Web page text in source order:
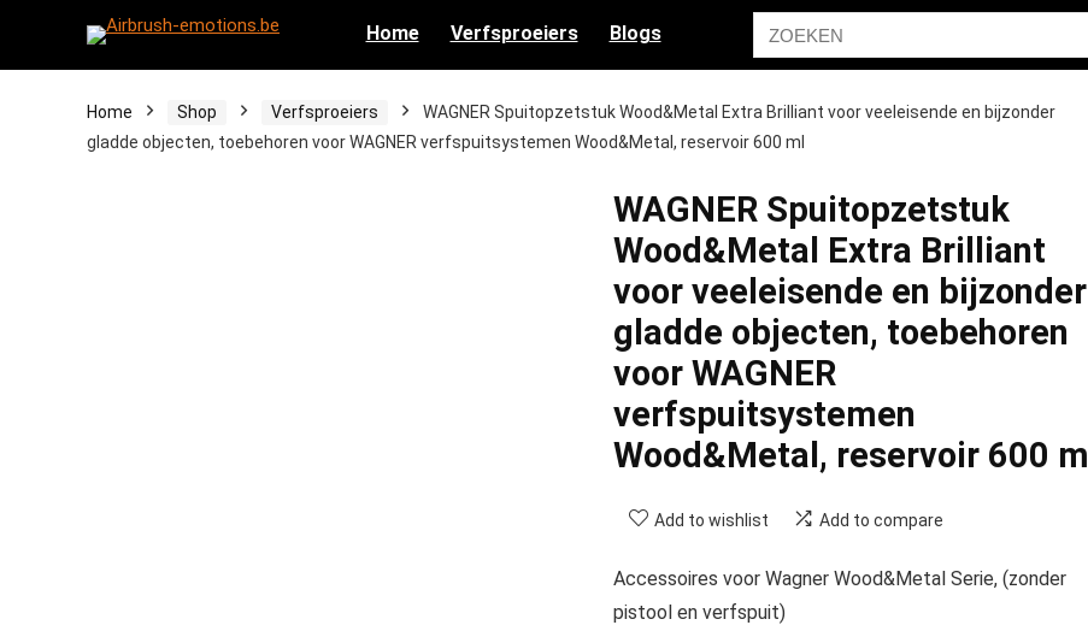
Home Verfsproeiers Blogs
Home Shop Verfsproeiers
WAGNER Spuitopzetstuk Wood&Metal Extra Brilliant voor veeleisende en bijzonder
gladde objecten, toebehoren voor WAGNER verfspuitsystemen Wood&Metal, reservoir 600 ml
WAGNER Spuitopzetstuk
Wood&Metal Extra Brilliant
voor veeleisende en bijzonder
gladde objecten, toebehoren
voor WAGNER
verfspuitsystemen
Wood&Metal, reservoir 600 ml
Add to wishlist Add to compare
Accessoires voor Wagner Wood&Metal Serie, (zonder
pistool en verfspuit)